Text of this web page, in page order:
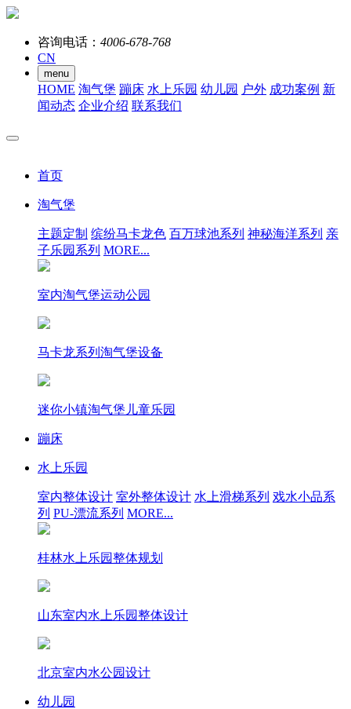
咨询电话： 4006-678-768
CN
menu
HOME 淘气堡 蹦床 水上乐园 幼儿园 户外 成功案例 新
闻动态 企业介绍 联系我们
首页
淘气堡
主题定制 缤纷马卡龙色 百万球池系列 神秘海洋系列 亲
子乐园系列 MORE...
室内淘气堡运动公园
马卡龙系列淘气堡设备
迷你小镇淘气堡儿童乐园
蹦床
水上乐园
室内整体设计 室外整体设计 水上滑梯系列 戏水小品系
列 PU-漂流系列 MORE...
桂林水上乐园整体规划
山东室内水上乐园整体设计
北京室内水公园设计
幼儿园